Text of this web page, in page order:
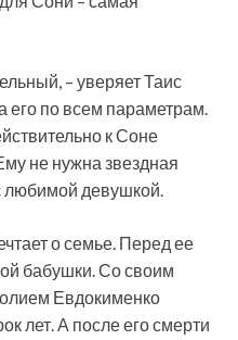
– уверяет Таис
его по всем параметрам.
к Соне
не нужна звездная
любимой девушкой.
о семье. Перед ее
бабушки. Со своим
Евдокименко
лет. А после его смерти